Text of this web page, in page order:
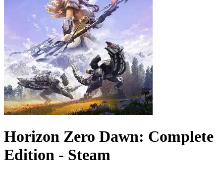
Horizon Zero Dawn: Complete
Edition - Steam